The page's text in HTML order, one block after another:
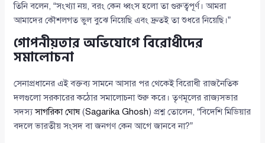
তিনি বলেন, “সংখ্যা নয়, বরং কেন ধ্বংস হলো তা গুরুত্বপূর্ণ। আমরা
আমাদের কৌশলগত ভুল বুঝে নিয়েছি এবং দ্রুতই তা শুধরে নিয়েছি।”
গোপনীয়তার অভিযোগে বিরোধীদের
সমালোচনা
সেনাপ্রধানের এই বক্তব্য সামনে আসার পর থেকেই বিরোধী রাজনৈতিক
দলগুলো সরকারের কঠোর সমালোচনা শুরু করে। তৃণমূলের রাজ্যসভার
সদস্যসাগরিকা ঘোষ(Sagarika Ghosh) প্রশ্ন তোলেন, “বিদেশি মিডিয়ার
বদলে ভারতীয় সংসদ বা জনগণ কেন আগে জানবে না?”